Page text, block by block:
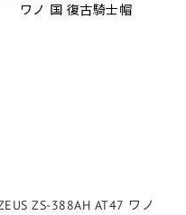
ZS-388AH AT47 ワノ